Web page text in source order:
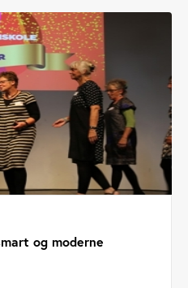
og moderne